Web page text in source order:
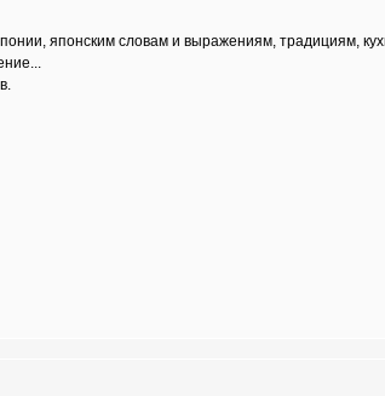
японским словам и выражениям, традициям,